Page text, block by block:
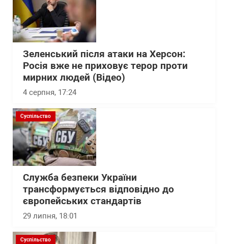
Зеленський після атаки на Херсон:
Росія вже не приховує терор проти
мирних людей (Відео)
4 серпня, 17:24
Суспільство
Служба безпеки України
трансформується відповідно до
європейських стандартів
29 липня, 18:01
Суспільство